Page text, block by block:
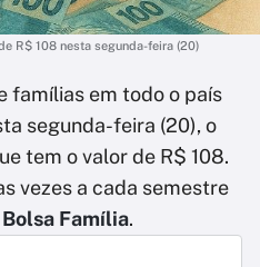
R$ 108 nesta segunda-feira (20)
famílias em todo o país
segunda-feira (20), o
tem o valor de R$ 108.
vezes a cada semestre
Família.